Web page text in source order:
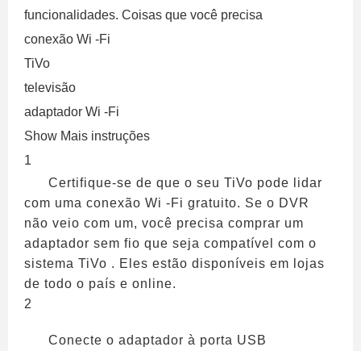
funcionalidades. Coisas que você precisa
conexão Wi -Fi
TiVo
televisão
adaptador Wi -Fi
Show Mais instruções
1
Certifique-se de que o seu TiVo pode lidar
com uma conexão Wi -Fi gratuito. Se o DVR
não veio com um, você precisa comprar um
adaptador sem fio que seja compatível com o
sistema TiVo . Eles estão disponíveis em lojas
de todo o país e online.
2
Conecte o adaptador à porta USB